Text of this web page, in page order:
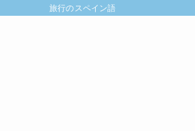
旅行のスペイン語